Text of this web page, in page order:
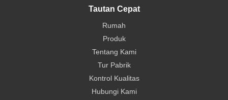
Tautan Cepat
Rumah
Produk
Tentang Kami
Tur Pabrik
Kontrol Kualitas
Hubungi Kami